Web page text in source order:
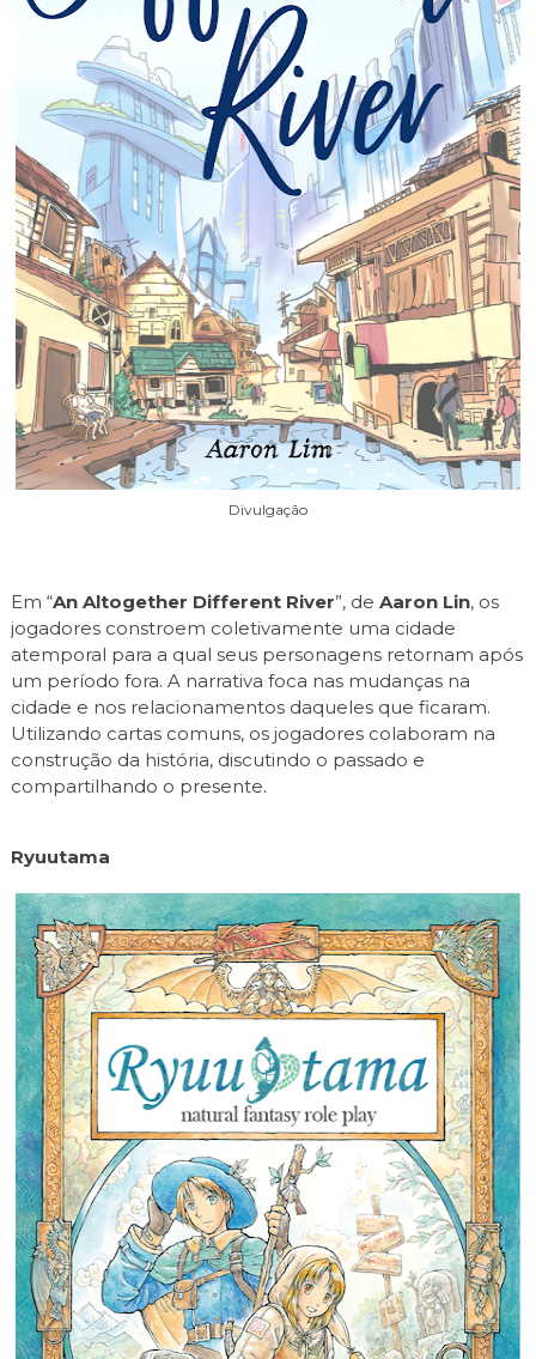
Divulgação
Em “An Altogether Different River”, de Aaron Lin, os
jogadores constroem coletivamente uma cidade
atemporal para a qual seus personagens retornam após
um período fora. A narrativa foca nas mudanças na
cidade e nos relacionamentos daqueles que ficaram.
Utilizando cartas comuns, os jogadores colaboram na
construção da história, discutindo o passado e
compartilhando o presente.
Ryuutama